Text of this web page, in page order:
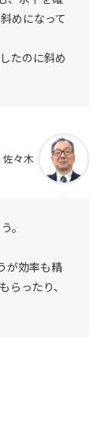
めになって
たのに斜め
佐々木
。
が効率も精
らったり、